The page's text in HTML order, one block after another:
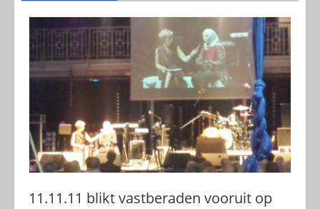
11.11.11 blikt vastberaden vooruit op